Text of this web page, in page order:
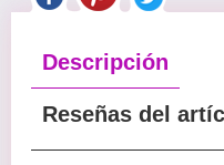
Descripción
Reseñas del